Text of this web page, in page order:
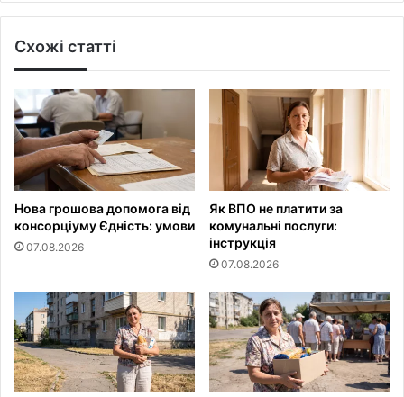
Схожі статті
Нова грошова допомога від
консорціуму Єдність: умови
07.08.2026
Як ВПО не платити за
комунальні послуги:
інструкція
07.08.2026